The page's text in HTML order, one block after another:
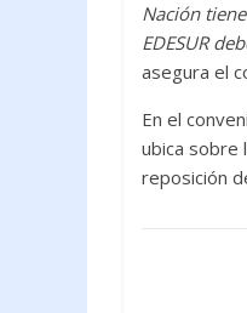
Nación
EDESUR
asegura el
En el
ubica sobre
reposición